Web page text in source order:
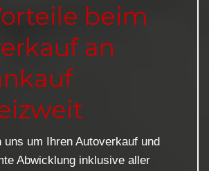
beim
an
uns um Ihren Autoverkauf und
Abwicklung inklusive aller